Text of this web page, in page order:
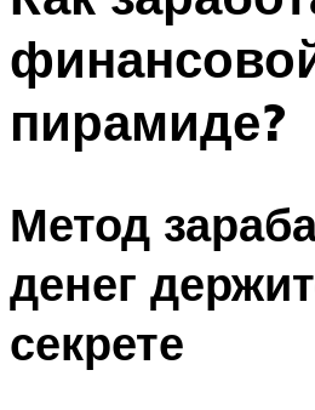
пирамиде?
Метод
денег
секрете